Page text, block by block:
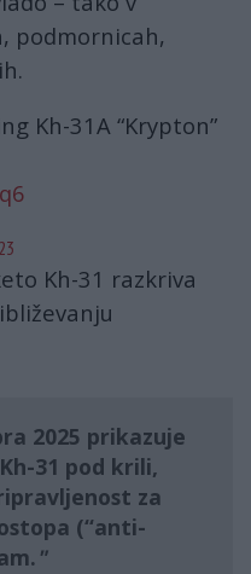
podmornicah,
Kh-31A “Krypton”
Kh-31 razkriva
2025 prikazuje
Kh-31 pod krili,
za
(“anti-